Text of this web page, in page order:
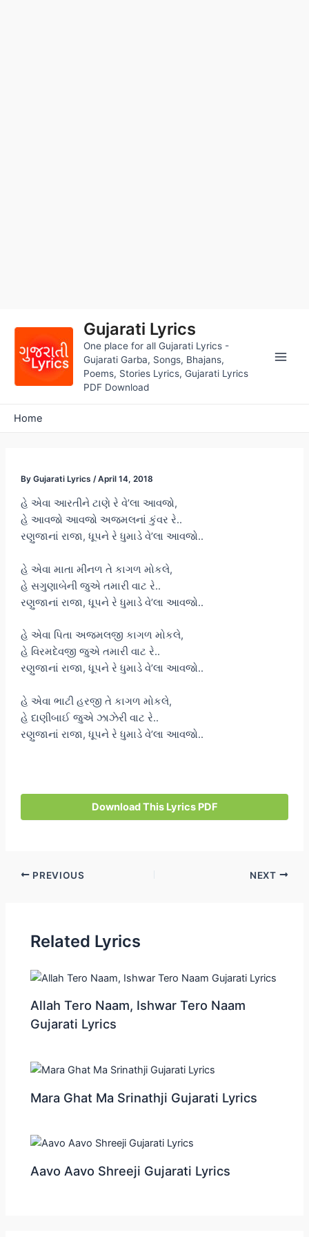
content
Gujarati Lyrics
One place for all Gujarati Lyrics -
Gujarati Garba, Songs, Bhajans,
Poems, Stories Lyrics, Gujarati Lyrics
PDF Download
Home
By Gujarati Lyrics /April 14, 2018
હે એવા આરતીને ટાણે રે વે’લા આવજો,
હે આવજો આવજો અજમલનાં કુંવર રે..
રણુજાનાં રાજા, ધૂપને રે ધુમાડે વે’લા આવજો..
હે એવા માતા મીનળ તે કાગળ મોકલે,
હે સગુણાબેની જુએ તમારી વાટ રે..
રણુજાનાં રાજા, ધૂપને રે ધુમાડે વે’લા આવજો..
હે એવા પિતા અજમલજી કાગળ મોકલે,
હે વિરમદેવજી જુએ તમારી વાટ રે..
રણુજાનાં રાજા, ધૂપને રે ધુમાડે વે’લા આવજો..
હે એવા ભાટી હરજી તે કાગળ મોકલે,
હે દાણીબાઈ જુએ ઝાઝેરી વાટ રે..
રણુજાનાં રાજા, ધૂપને રે ધુમાડે વે’લા આવજો..
Download This Lyrics PDF
Post
PREVIOUS NEXT
Related Lyrics
Allah Tero Naam, Ishwar Tero Naam
Gujarati Lyrics
Mara Ghat Ma Srinathji Gujarati Lyrics
Aavo Aavo Shreeji Gujarati Lyrics